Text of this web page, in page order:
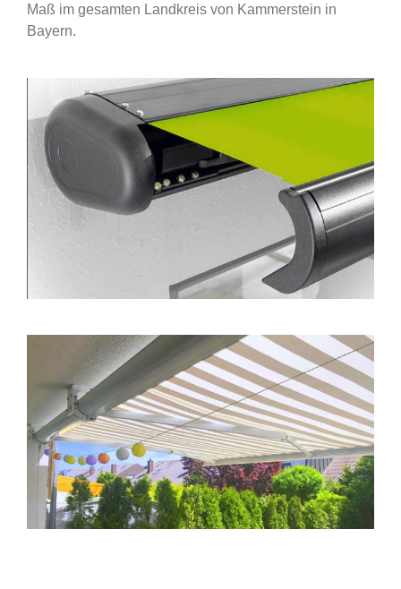
Maß im gesamten Landkreis von Kammerstein in
Bayern.